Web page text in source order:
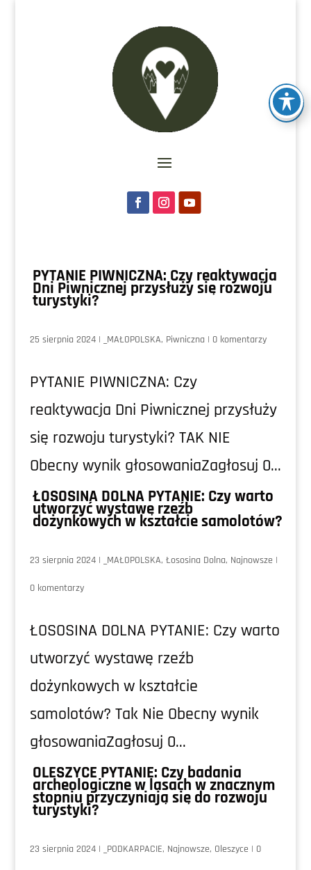
PYTANIE PIWNICZNA: Czy reaktywacja
Dni Piwnicznej przysłuży się rozwoju
turystyki?
25 sierpnia 2024| _MAŁOPOLSKA, Piwniczna | 0 komentarzy
PYTANIE PIWNICZNA: Czy
reaktywacja Dni Piwnicznej przysłuży
się rozwoju turystyki? TAK NIE
Obecny wynik głosowaniaZagłosuj 0...
ŁOSOSINA DOLNA PYTANIE: Czy warto
utworzyć wystawę rzeźb
dożynkowych w kształcie samolotów?
23 sierpnia 2024| _MAŁOPOLSKA, Łososina Dolna, Najnowsze |
0 komentarzy
ŁOSOSINA DOLNA PYTANIE: Czy warto
utworzyć wystawę rzeźb
dożynkowych w kształcie
samolotów? Tak Nie Obecny wynik
głosowaniaZagłosuj 0...
OLESZYCE PYTANIE: Czy badania
archeologiczne w lasach w znacznym
stopniu przyczyniają się do rozwoju
turystyki?
23 sierpnia 2024| _PODKARPACIE, Najnowsze, Oleszyce | 0